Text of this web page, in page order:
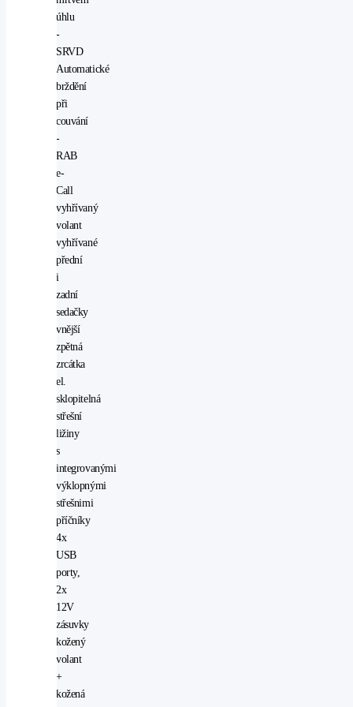
úhlu
-
SRVD
Automatické
brždění
při
couvání
-
RAB
e-
Call
vyhřívaný
volant
vyhřívané
přední
i
zadní
sedačky
vnější
zpětná
zrcátka
el.
sklopitelná
střešní
ližiny
s
integrovanými
výklopnými
střešnimi
příčníky
4x
USB
porty,
2x
12V
zásuvky
kožený
volant
+
kožená